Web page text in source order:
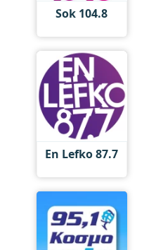
Sok 104.8
En Lefko 87.7